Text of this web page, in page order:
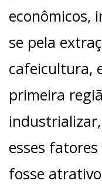
econômicos,
se pela
cafeicultura,
primeira
esses
fosse